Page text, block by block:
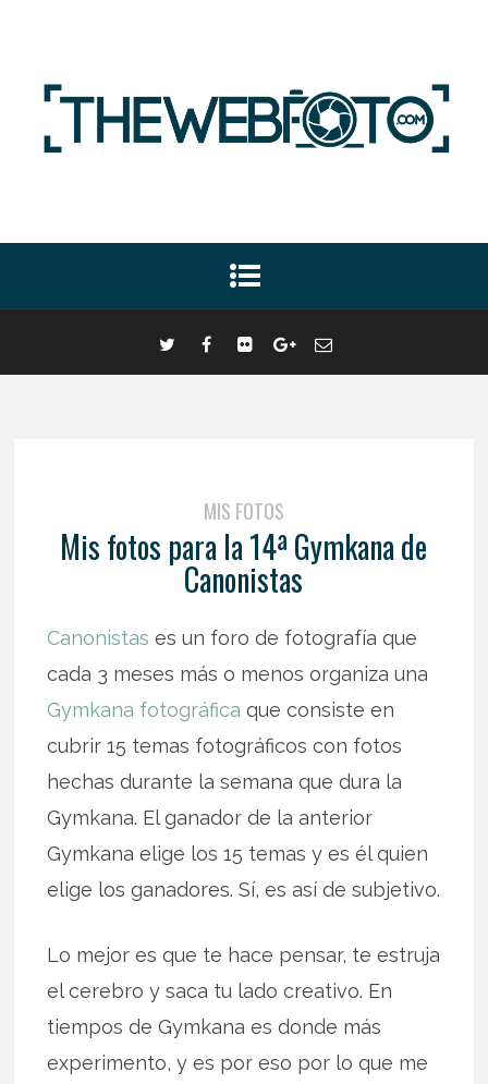
MIS FOTOS
Mis fotos para la 14ª Gymkana de
Canonistas
Canonistas es un foro de fotografía que
cada 3 meses más o menos organiza una
Gymkana fotográfica que consiste en
cubrir 15 temas fotográficos con fotos
hechas durante la semana que dura la
Gymkana. El ganador de la anterior
Gymkana elige los 15 temas y es él quien
elige los ganadores. Sí, es así de subjetivo.
Lo mejor es que te hace pensar, te estruja
el cerebro y saca tu lado creativo. En
tiempos de Gymkana es donde más
experimento, y es por eso por lo que me